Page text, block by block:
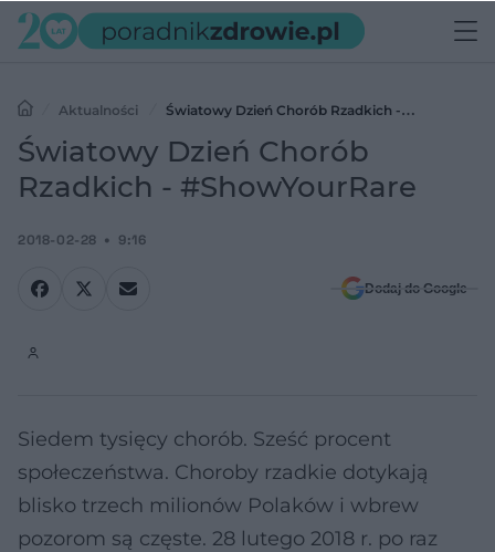
Aktualności
Światowy Dzień Chorób Rzadkich -
#ShowYourRare
Światowy Dzień Chorób
Rzadkich - #ShowYourRare
2018-02-28 9:16
Dodaj do Google
Siedem tysięcy chorób. Sześć procent
społeczeństwa. Choroby rzadkie dotykają
blisko trzech milionów Polaków i wbrew
pozorom są częste. 28 lutego 2018 r. po raz